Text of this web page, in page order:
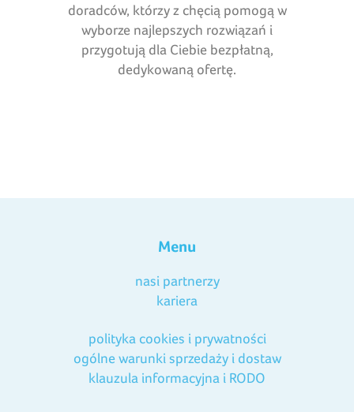
doradców, którzy z chęcią pomogą w
wyborze najlepszych rozwiązań i
przygotują dla Ciebie bezpłatną,
dedykowaną ofertę.
Menu
nasi partnerzy
kariera
polityka cookies i prywatności
ogólne warunki sprzedaży i dostaw
klauzula informacyjna i RODO